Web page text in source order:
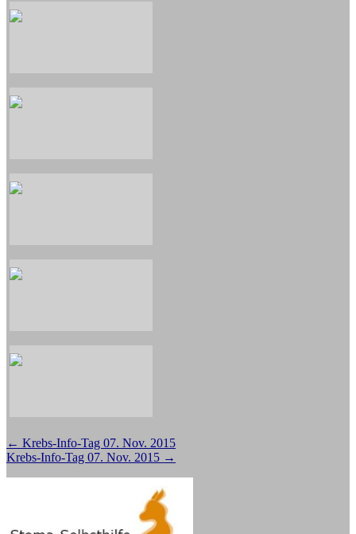
Beitragsnavigation
← Krebs-Info-Tag 07. Nov. 2015
Krebs-Info-Tag 07. Nov. 2015 →